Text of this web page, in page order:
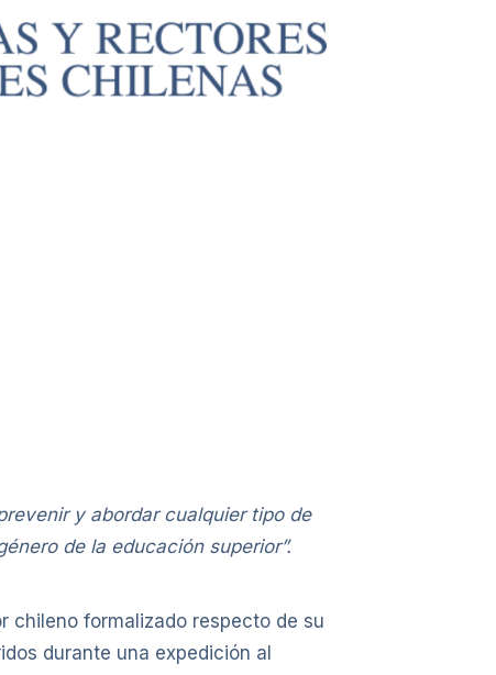
y abordar cualquier tipo de
de la educación superior”.
chileno formalizado respecto de su
durante una expedición al